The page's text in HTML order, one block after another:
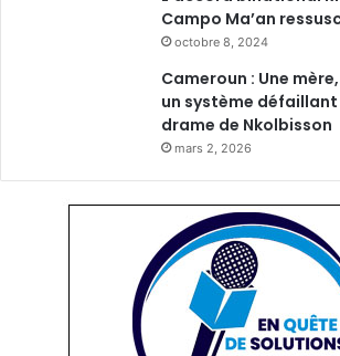
Campo Ma’an
octobre 8, 2024
Cameroun : Une
un système
drame de Nkolbisson
mars 2, 2026